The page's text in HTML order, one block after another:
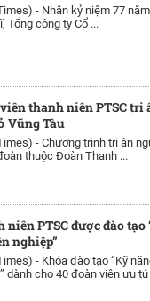
- Nhân kỷ niệm 77
Tổng công ty Cổ ...
thanh niên PTSC tri
Vũng Tàu
- Chương trình tri ân
thuộc Đoàn Thanh ...
niên PTSC được đào tạo
nghiệp”
- Khóa đào tạo “Kỹ
dành cho 40 đoàn viên ưu tú